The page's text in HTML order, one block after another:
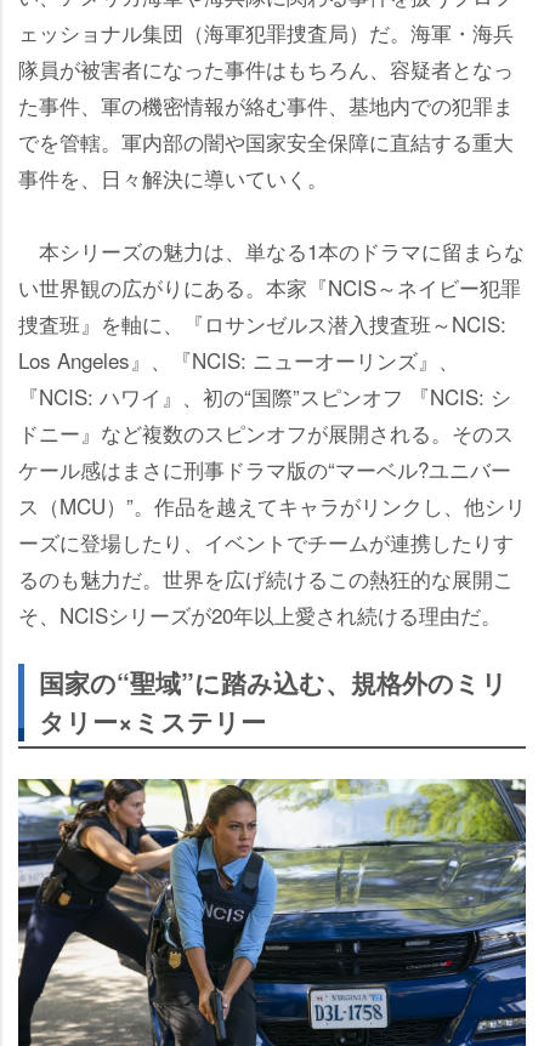
ェッショナル集団（海軍犯罪捜査局）だ。海軍・海兵
隊員が被害者になった事件はもちろん、容疑者となっ
た事件、軍の機密情報が絡む事件、基地内での犯罪ま
でを管轄。軍内部の闇や国家安全保障に直結する重大
事件を、日々解決に導いていく。
本シリーズの魅力は、単なる1本のドラマに留まらな
い世界観の広がりにある。本家『NCIS～ネイビー犯罪
捜査班』を軸に、『ロサンゼルス潜入捜査班～NCIS:
Los Angeles』、『NCIS: ニューオーリンズ』、
『NCIS: ハワイ』、初の“国際”スピンオフ 『NCIS: シ
ドニー』など複数のスピンオフが展開される。そのス
ケール感はまさに刑事ドラマ版の“マーベル?ユニバー
ス（MCU）”。作品を越えてキャラがリンクし、他シリ
ーズに登場したり、イベントでチームが連携したりす
るのも魅力だ。世界を広げ続けるこの熱狂的な展開こ
そ、NCISシリーズが20年以上愛され続ける理由だ。
国家の“聖域”に踏み込む、規格外のミリ
タリー×ミステリー